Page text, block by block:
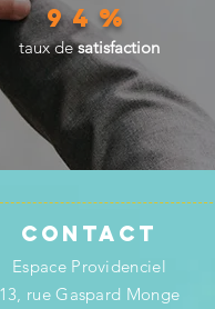
94%
taux desatisfaction
Contact
Espace Providenciel
13, rue Gaspard Monge